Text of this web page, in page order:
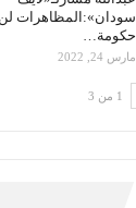
سودان»:المظاهرات
حكومة…
مارس 24, 2022
1 من 3